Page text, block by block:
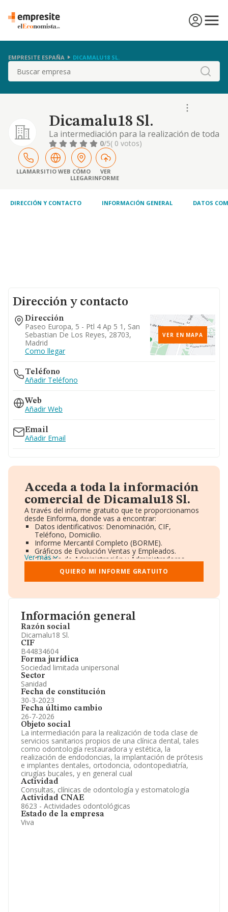
EMPRESITE ESPAÑA DICAMALU18 SL.
Buscar
Dicamalu18 Sl.
La intermediación para la realización de toda
clase de servicios sanitarios propios de una
clínica dental, tales como odontología
restauradora y estética, la realización de
endodoncias, la implantación de prótesis e
implantes dentales, ortodoncia,
general cual
0/5( 0 votos)
LLAMARSITIO WEB CÓMO
LLEGAR
VER
INFORME
DIRECCIÓN Y CONTACTO INFORMACIÓN GENERAL DATOS
Información general
Razón social
Dicamalu18 Sl.
CIF
B44834604
Forma jurídica
Sociedad limitada unipersonal
Sector
Sanidad
Fecha de constitución
30-3-2023
Fecha último cambio
26-7-2026
Objeto social
La intermediación para la realización de toda clase de
servicios sanitarios propios de una clínica dental, tales
como odontología restauradora y estética, la
realización de endodoncias, la implantación de prótesis
e implantes dentales, ortodoncia, odontopediatría,
cirugías bucales, y en general cual
Actividad
Consultas, clínicas de odontología y estomatología
Actividad CNAE
8623 - Actividades odontológicas
Estado de la empresa
Viva
Dirección y contacto
Dirección
Paseo Europa, 5 - Ptl 4 Ap 5 1, San
Sebastian De Los Reyes, 28703,
Madrid
Como llegar
VER EN MAPA
Teléfono
Añadir Teléfono
Web
Añadir Web
Email
Añadir Email
Acceda a toda la información
comercial de Dicamalu18 Sl.
A través del informe gratuito que te proporcionamos
desde Einforma, donde vas a encontrar:
Datos identificativos: Denominación, CIF,
Teléfono, Domicilio.
Informe Mercantil Completo (BORME).
Gráficos de Evolución Ventas y Empleados.
Consejo de Administración y Administradores.
Directivos y Ejecutivos.
Accionistas.
Participaciones y Vinculaciones en otras empresas.
Información oficial y registral complementaria.
Ver más
QUIERO MI INFORME GRATUITO